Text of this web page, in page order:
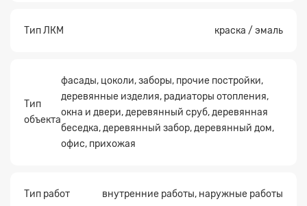
Тип ЛКМ краска / эмаль
Тип
объекта
фасады, цоколи, заборы, прочие постройки,
деревянные изделия, радиаторы отопления,
окна и двери, деревянный сруб, деревянная
беседка, деревянный забор, деревянный дом,
офис, прихожая
Тип работ внутренние работы, наружные работы